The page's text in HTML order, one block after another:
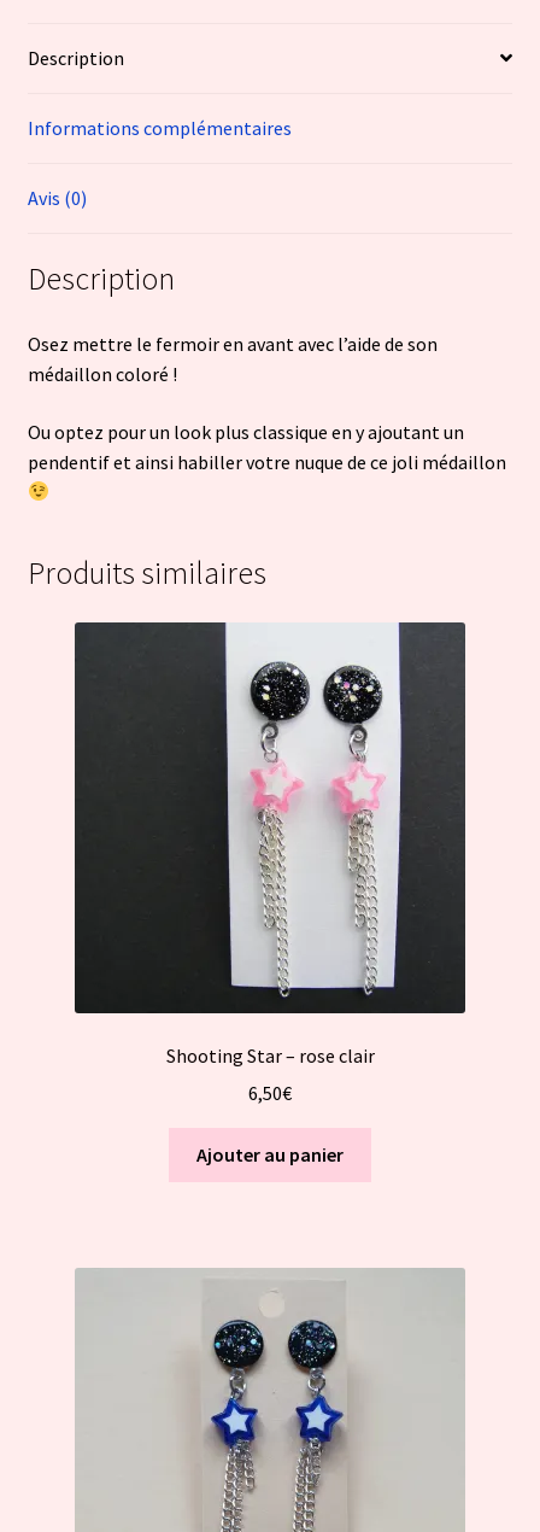
Description
Informations complémentaires
Avis (0)
Description
Osez mettre le fermoir en avant avec l’aide de son
médaillon coloré !
Ou optez pour un look plus classique en y ajoutant un
pendentif et ainsi habiller votre nuque de ce joli médaillon
Produits similaires
Shooting Star – rose clair
6,50€
Ajouter au panier